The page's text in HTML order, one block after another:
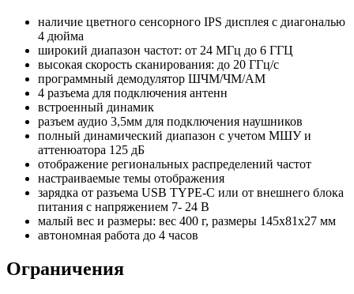
наличие цветного сенсорного IPS дисплея с диагональю
4 дюйма
широкий диапазон частот: от 24 МГц до 6 ГГЦ
высокая скорость сканирования: до 20 ГГц/с
программный демодулятор ШЧМ/ЧМ/АМ
4 разъема для подключения антенн
встроенный динамик
разъем аудио 3,5мм для подключения наушников
полный динамический диапазон с учетом МШУ и
аттенюатора 125 дБ
отображение региональных распределений частот
настраиваемые темы отображения
зарядка от разъема USB TYPE-C или от внешнего блока
питания с напряжением 7- 24 В
малый вес и размеры: вес 400 г, размеры 145х81х27 мм
автономная работа до 4 часов
Ограничения